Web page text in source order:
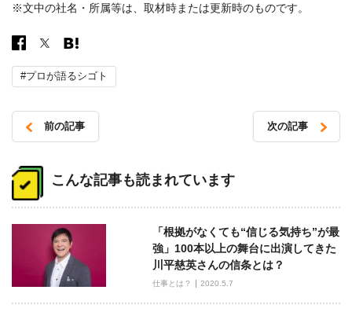
※文中の社名・所属等は、取材時または更新時のものです。
#プロが語るシゴト
稿
ナ
ョ
前の記事 次の記事
こんな記事も読まれています
「根拠がなくても“信じる気持ち”が最
強」100本以上の舞台に出演してきた
川平慈英さんの信条とは？
仕事とは？ 2020.5.7